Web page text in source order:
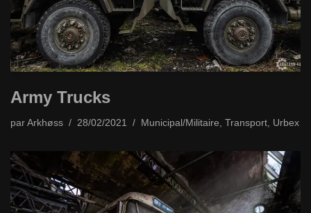
Army Trucks
par Arkhøss 28/02/2021 Municipal/Militaire Transport Urbex